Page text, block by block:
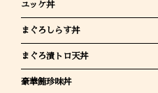
ユッケ丼
まぐろしらす丼
まぐろ漬トロ天丼
豪華鮪珍味丼